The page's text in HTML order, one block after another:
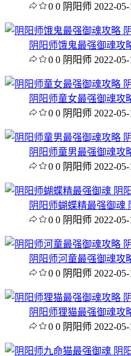
0 0 阴阳师 2022-05-
阴阳师饿鬼最强御魂攻
0 0 阴阳师 2022-
阴阳师童女最强御魂攻
0 0 阴阳师 2022-
阴阳师童男最强御魂攻
0 0 阴阳师 2022-05-
阴阳师蝴蝶精最强御魂
0 0 阴阳师 2022-
阴阳师河童最强御魂攻
0 0 阴阳师 2022-
阴阳师狸猫最强御魂攻
0 0 阴阳师 2022-